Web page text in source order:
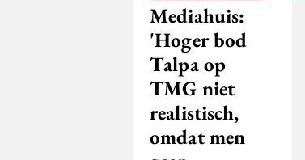
Mediahuis:
'Hoger bod
Talpa op
TMG niet
realistisch,
omdat men